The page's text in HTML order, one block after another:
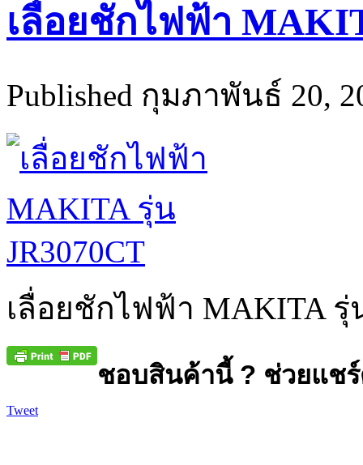
เลื่อยชักไฟฟ้า
Published กุมภาพันธ์ 20,
เลื่อยชักไฟฟ้า MAKITA รุ่
ชอบสินค้านี้ ? ช่วยแช
Tweet